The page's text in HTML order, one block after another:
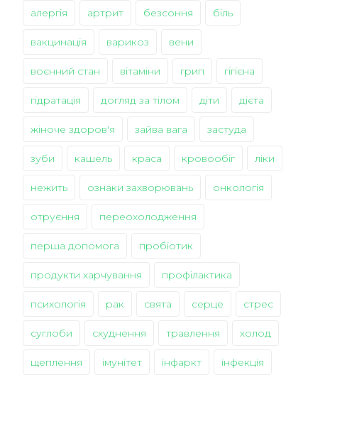
алергія артрит безсоння біль
вакцинація варикоз вени
воєнний стан вітаміни грип гігієна
гідратація догляд за тілом діти дієта
жіноче здоров'я зайва вага застуда
зуби кашель краса кровообіг ліки
нежить ознаки захворювань онкологія
отруєння переохолодження
перша допомога пробіотик
продукти харчування профілактика
психологія рак свята серце стрес
суглоби схуднення травлення холод
щеплення імунітет інфаркт інфекція